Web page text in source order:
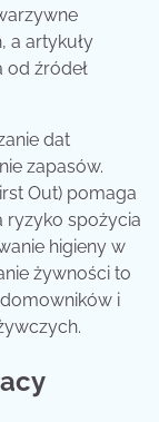
a artykuły
od źródeł
dat
zapasów.
Out) pomaga
ryzyko spożycia
higieny w
żywności to
i